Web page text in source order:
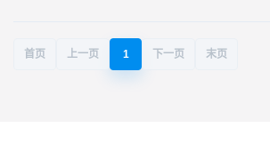
首页 上一页 1 下一页 末页